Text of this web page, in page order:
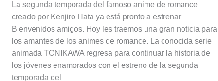
La segunda temporada del famoso anime de romance
creado por Kenjiro Hata ya está pronto a estrenar
Bienvenidos amigos. Hoy les traemos una gran noticia para
los amantes de los animes de romance. La conocida serie
animada TONIKAWA regresa para continuar la historia de
los jóvenes enamorados con el estreno de la segunda
temporada del